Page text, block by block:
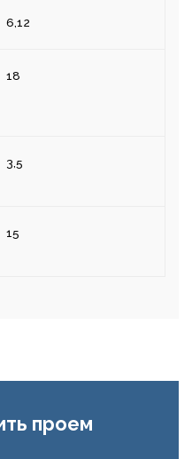
6,12
18
3,5
15
проем